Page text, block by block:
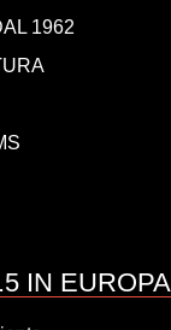
1962
IN EUROPA